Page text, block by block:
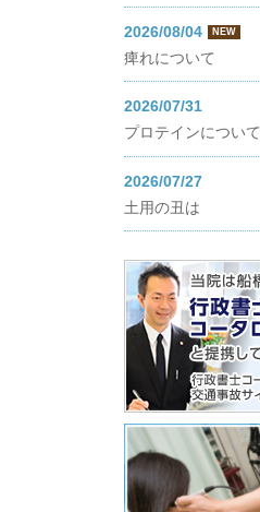
2026/08/04 NEW
痺れについて
2026/07/31
プロテインについて
2026/07/27
土用の丑は